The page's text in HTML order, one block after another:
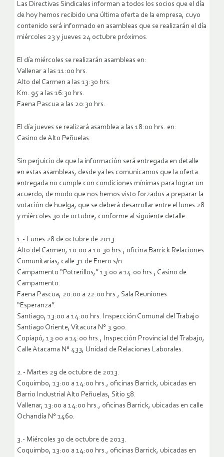
Las Directivas Sindicales informan a todos los socios que el día
de hoy hemos recibido una última oferta de la empresa, cuyo
contenido será informado en asambleas que se realizarán el día
miércoles 23 y jueves 24 octubre próximos.
El día miércoles se realizarán asambleas en:
Vallenar a las 11:00 hrs.
Alto del Carmen a las 13:30 hrs.
Km. 95 a las 16:30 hrs.
Faena Pascua a las 20:30 hrs.
El día jueves se realizará asamblea a las 18:00 hrs. en:
Casino de Alto Peñuelas.
Sin perjuicio de que la información será entregada en detalle
en estas asambleas, desde ya les comunicamos que la oferta
entregada no cumple con condiciones mínimas para lograr un
acuerdo, de modo que nos hemos visto forzados a preparar la
votación de huelga, que se deberá desarrollar entre el lunes 28
y miércoles 30 de octubre, conforme al siguiente detalle:
1.- Lunes 28 de octubre de 2013.
Alto del Carmen, 10:00 a 10:30 hrs., oficina Barrick Relaciones
Comunitarias, calle 31 de Enero s/n.
Campamento “Potrerillos,” 13:00 a 14:00 hrs., Casino de
Campamento.
Faena Pascua, 20:00 a 22:00 hrs., Sala Reuniones
“Esperanza”.
Santiago, 13:00 a 14:00 hrs. Inspección Comunal del Trabajo
Santiago Oriente, Vitacura N° 3.900.
Copiapó, 13:00 a 14:00 hrs., Inspección Provincial del Trabajo,
Calle Atacama N° 433, Unidad de Relaciones Laborales.
2.- Martes 29 de octubre de 2013.
Coquimbo, 13:00 a 14:00 hrs., oficinas Barrick, ubicadas en
Barrio Industrial Alto Peñuelas, Sitio 58.
Vallenar, 13:00 a 14:00 hrs., oficinas Barrick, ubicadas en calle
Ochandía N° 1460.
3.- Miércoles 30 de octubre de 2013.
Coquimbo, 13:00 a 14:00 hrs., oficinas Barrick, ubicadas en